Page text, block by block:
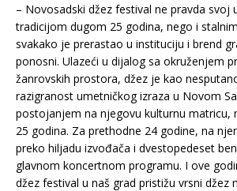
– Novosadski džez festival ne pravda svoj
tradicijom dugom 25 godina, nego i
svakako je prerastao u instituciju i brend
ponosni. Ulazeći u dijalog sa okruženjem
žanrovskih prostora, džez je kao
razigranost umetničkog izraza u Novom
postojanjem na njegovu kulturnu matricu,
25 godina. Za prethodne 24 godine, na
preko hiljadu izvođača i dvestopedeset
glavnom koncertnom programu. I ove
džez festival u naš grad pristižu vrsni džez